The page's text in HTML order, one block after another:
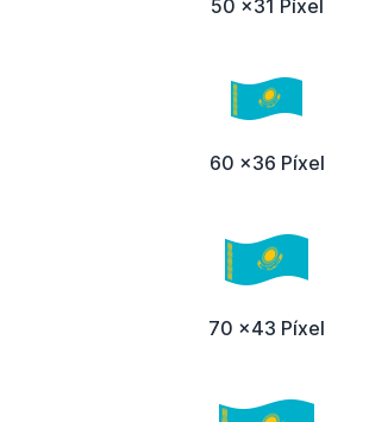
50 x31 Píxel
60 x36 Píxel
70 x43 Píxel